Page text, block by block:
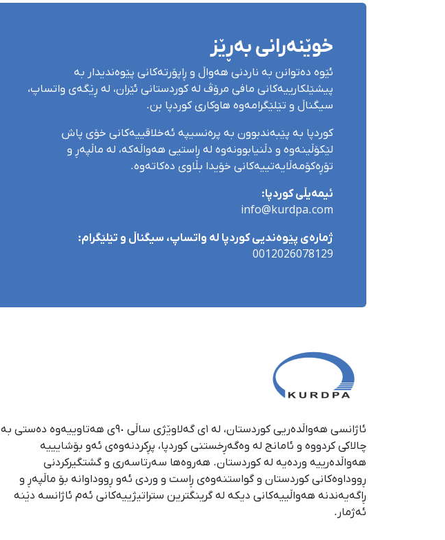
خوێنەرانی بەڕێز
ئێوە دەتوانن بە ناردنی هەواڵ و ڕاپۆرتەکانی پێوەندیدار بە
پیشێلکارییەکانی مافی مرۆڤ لە کوردستانی ئێران، لە ڕێگەی واتساپ،
سیگناڵ و تێلێگرامەوە هاوکاری کوردپا بن.
کوردپا بە پێبەندبوون بە پرەنسیپە ئەخلاقییەکانی خۆی پاش
لێکۆڵینەوە و دڵنیابوونەوە لە ڕاستیی هەواڵەکە، لە ماڵپەڕ و
تۆڕەکۆمەڵایەتییەکانی خۆیدا بڵاوی دەکاتەوە.
ئیمەیڵی کوردپا:
info@kurdpa.com
ژمارەی پێوەندیی کوردپا لە واتساپ، سیگناڵ و تێلێگرام:
0012026078129
ئاژانسی هەواڵدەریی کوردستان، لە ١ی گەلاوێژی ساڵی ٩٠ی هەتاوییەوە دەستی بە
چالاکی کردووە و ئامانج لە وەگەڕخستنی كوردپا، پڕكردنەوەی ئەو بۆشایییە
هەواڵدەرییە وردەیە لە كوردستان. هەروەها سەرتاسەری و گشتگیركردنی
ڕووداوەكانی كوردستان و گواستنەوەی ڕاست و وردی ئەو ڕووداوانە بۆ ماڵپەڕ و
ڕاگەیەندنە هەواڵییەكانی دیكە لە گرینگترین ستراتیژییەكانی ئەم ئاژانسە دێنە
ئەژمار.